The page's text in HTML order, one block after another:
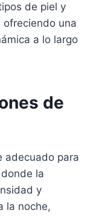
de piel y
ofreciendo una
a lo largo
de
adecuado para
la
y
la noche,